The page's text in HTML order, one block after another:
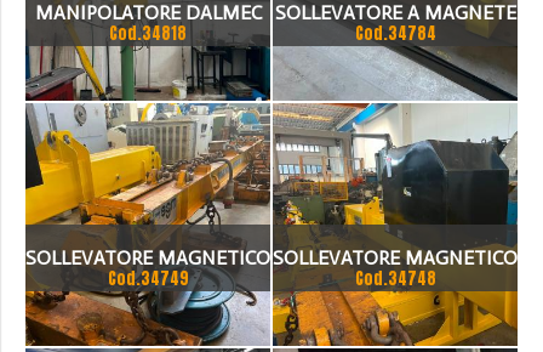
MANIPOLATORE DALMEC
PRC
Cod.34818
SOLLEVATORE A MAGNETE
SPD PORTATA 8000 KG
Cod.34784
SOLLEVATORE MAGNETICO
SGM PORTATA 15 TON
Cod.34749
SOLLEVATORE MAGNETICO
GAUSSMAGNETI 12 TON
Cod.34748